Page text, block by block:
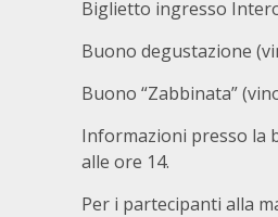
Biglietto ingresso
Buono degustazione
Buono “Zabbinata”
Informazioni presso la
alle ore 14.
Per i partecipanti alla